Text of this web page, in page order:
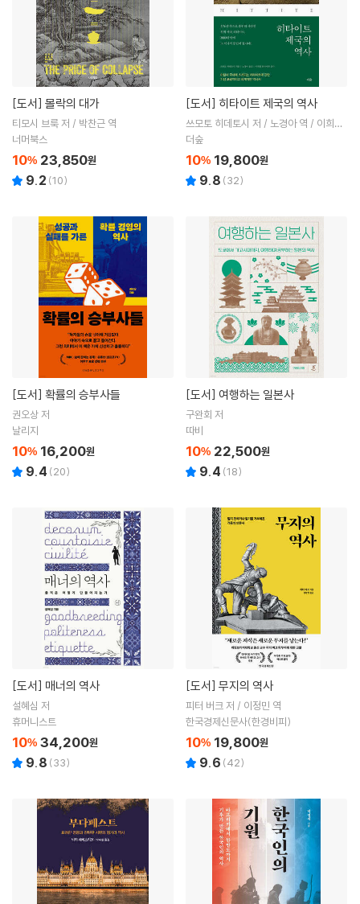
[도서] 몰락의 대가
티모시 브룩 저 / 박찬근 역
너머북스
10% 23,850원
9.2 (10)
[도서] 히타이트 제국의 역사
쓰모토 히데토시 저 / 노경아 역 / 이희철
감수
더숲
10% 19,800원
9.8 (32)
[도서] 확률의 승부사들
권오상 저
날리지
10% 16,200원
9.4 (20)
[도서] 여행하는 일본사
구완회 저
따비
10% 22,500원
9.4 (18)
[도서] 매너의 역사
설혜심 저
휴머니스트
10% 34,200원
9.8 (33)
[도서] 무지의 역사
피터 버크 저 / 이정민 역
한국경제신문사(한경비피)
10% 19,800원
9.6 (42)